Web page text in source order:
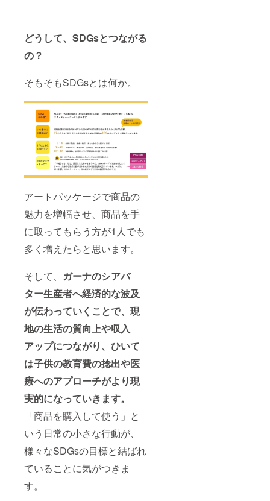
どうして、SDGsとつながる
の？
そもそもSDGsとは何か。
アートパッケージで商品の
魅力を増幅させ、商品を手
に取ってもらう方が1人でも
多く増えたらと思います。
そして、 ガーナのシアバ
ター生産者へ経済的な波及
が伝わっていくことで、現
地の生活の質向上や収入
アップにつながり、ひいて
は子供の教育費の捻出や医
療へのアプローチがより現
実的になっていきます。
「商品を購入して使う」と
いう日常の小さな行動が、
様々なSDGsの目標と結ばれ
ていることに気がつきま
す。